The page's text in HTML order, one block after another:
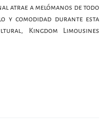
atrae a melómanos de todo
y comodidad durante esta
Kingdom Limousines